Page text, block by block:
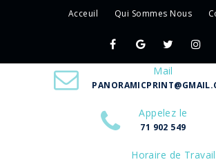
Acceuil Qui Sommes Nous
Mail
Appelez le
71 902 549
Horaire de Travail